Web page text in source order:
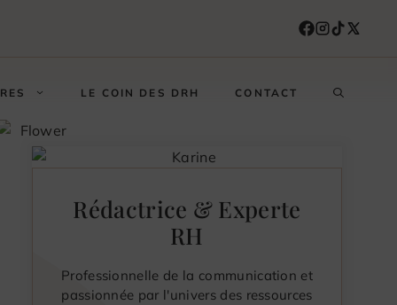
LE COIN DES DRH CONTACT
Rédactrice & Experte
RH
Professionnelle de la communication et
passionnée par l'univers des ressources